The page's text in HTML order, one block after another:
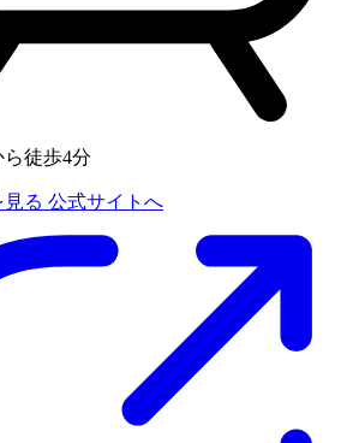
徒歩4分
る 公式サイトへ